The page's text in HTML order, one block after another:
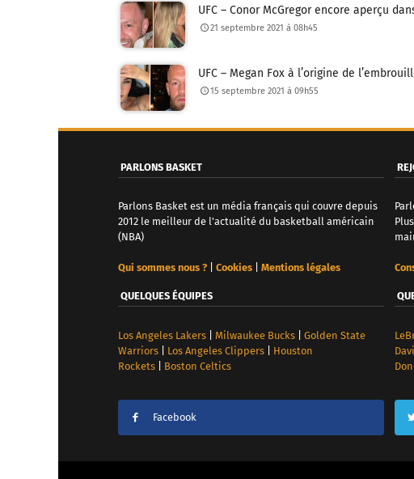
UFC – Conor McGregor encore aperçu
21 septembre 2021 à 08h45
UFC – Megan Fox à l’origine de
15 septembre 2021 à 09h55
PARLONS BASKET
Parlons Basket est un média français qui couvre depuis
2012 le meilleur de l'actualité du basketball américain
(NBA)
Qui sommes nous ?| Cookies| Mentions légales
QUELQUES ÉQUIPES
Los Angeles Lakers| Milwaukee Bucks| Golden State
Warriors| Los Angeles Clippers| Houston
Rockets| Boston Celtics
Facebook